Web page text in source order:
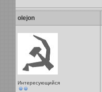
olejon
Интересующийся